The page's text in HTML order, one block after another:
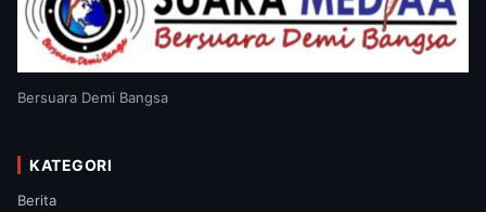
Bersuara Demi Bangsa
KATEGORI
Berita